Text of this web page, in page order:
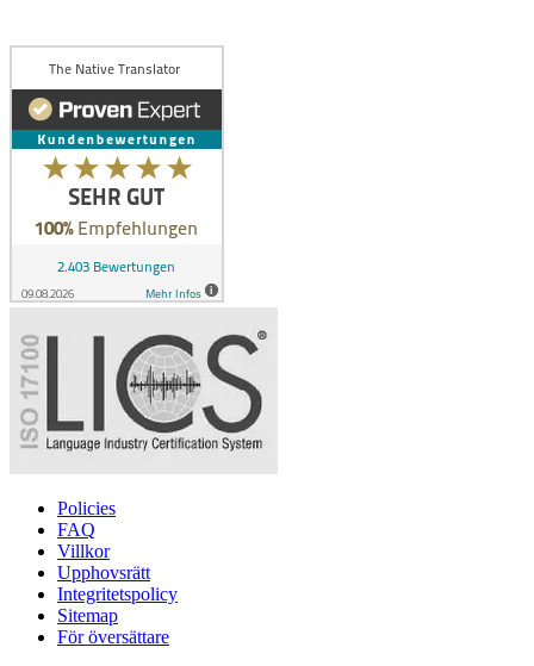
Policies
FAQ
Villkor
Upphovsrätt
Integritetspolicy
Sitemap
För översättare